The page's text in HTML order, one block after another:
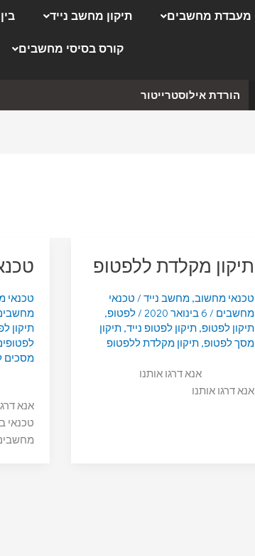
מעבדת מחשבים תיקון מחשב נייד
קורס בסיסי מחשבים
הורדת אילוסטרייטור
תיקון מקלדת ללפטופ
טכנאי מחשוב,מחשב נייד / טכנאי
מחשבים / 6 בינואר 2020 /לפטופ,
תיקון לפטופ,תיקון לפטופ נייד,תיקון
מסך לפטופ,תיקון מקלדת ללפטופ
אנא דרגו אותנו
אנא דרגו אותנו
טכנאי
תיקון
מסכים
אנא